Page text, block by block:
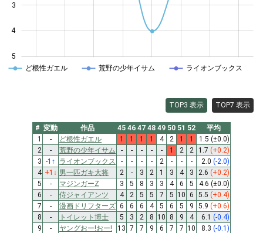
3
5
4
ど根性ガエル 荒野の少年イサム ライオンブックス
TOP3 表示 TOP7 表示
# 変動 作品 45 46 47 48 49 50 51 52
平均
1
- ど根性ガエル 1 1 1 1 4 2 1 1 1.5 (±0.0)
2
- 荒野の少年イサム - - - - - 1 2 2 1.7 (+0.2)
3 -1 ↑ ライオンブックス - - - - 2 - - - 2.0 (-2.0)
4 +1 ↓ 男一匹ガキ大将 2 - 3 2 1 3 4 3 2.6 (+0.2)
5
- マジンガーZ 3 5 8 3 3 4 6 5 4.6 (±0.0)
6
- 侍ジャイアンツ 4 2 5 5 7 5 10 6 5.5 (+0.4)
7
- 漫画ドリフターズ 6 6 6 4 5 6 5 9 5.9 (+0.6)
8
- トイレット博士 5 3 2 8 10 8 9 4 6.1 (-0.4)
9
- ヤングおー!おー! 13 7 7 9 6 7 7 10 8.3 (-0.1)